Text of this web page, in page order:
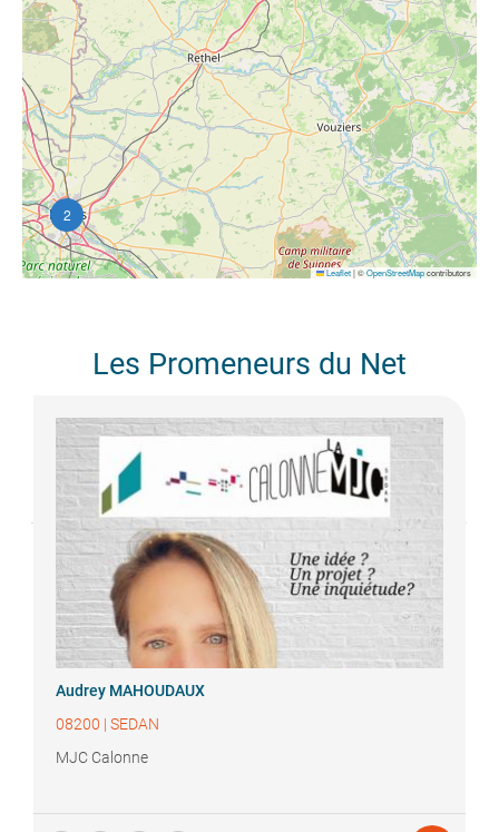
2
Leaflet|©OpenStreetMapcontributors
Les Promeneurs du Net
Audrey MAHOUDAUX
08200 | SEDAN
MJC Calonne